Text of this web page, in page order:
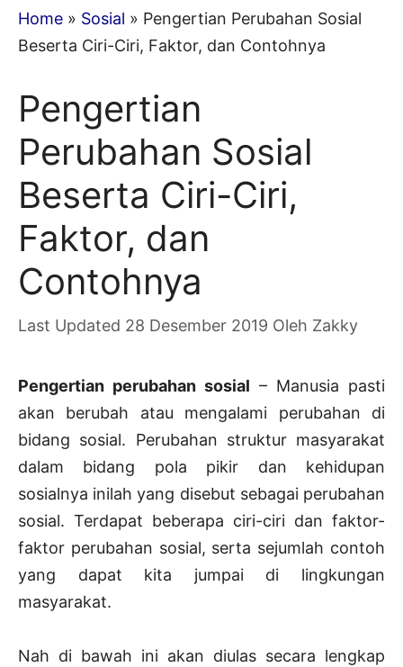
Home » Sosial » Pengertian Perubahan Sosial
Beserta Ciri-Ciri, Faktor, dan Contohnya
Pengertian
Perubahan Sosial
Beserta Ciri-Ciri,
Faktor, dan
Contohnya
28 Desember 2019 Oleh Zakky
Pengertian perubahan sosial – Manusia pasti
akan berubah atau mengalami perubahan di
bidang sosial. Perubahan struktur masyarakat
dalam bidang pola pikir dan kehidupan
sosialnya inilah yang disebut sebagai perubahan
sosial. Terdapat beberapa ciri-ciri dan faktor-
faktor perubahan sosial, serta sejumlah contoh
yang dapat kita jumpai di lingkungan
masyarakat.
Nah di bawah ini akan diulas secara lengkap